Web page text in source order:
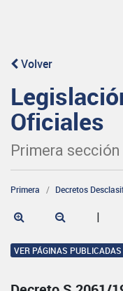
Volver
Oficiales
Primera sección
Primera Decretos
|
VER PÁGINAS PUBLICADAS